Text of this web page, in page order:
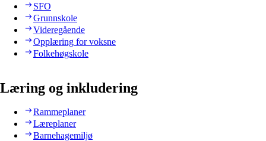
SFO
Grunnskole
Videregående
Opplæring for voksne
Folkehøgskole
Læring og inkludering
Rammeplaner
Læreplaner
Barnehagemiljø